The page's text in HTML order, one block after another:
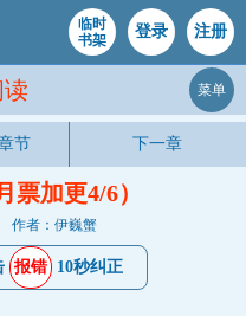
临时
书架
登录 注册
菜单
节 下一章
票加更4/6）
作者：伊巍蟹
报错 10秒纠正